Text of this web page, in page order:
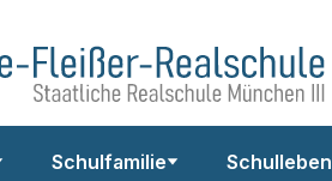
Schulfamilie Schulleben